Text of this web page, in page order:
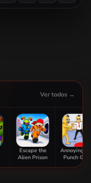
Ver todos →
Escape the
Alien Prison
Annoying
Punch